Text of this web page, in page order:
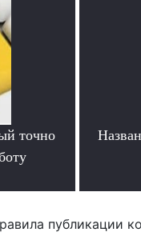
точно
публикации